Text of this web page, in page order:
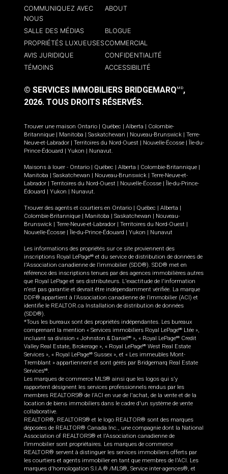
COMMUNIQUEZ AVEC
NOUS
ABOUT
SALLE DES MÉDIAS
BLOGUE
PROPRIÉTÉS LUXUEUSESCOMMERCIAL
AVIS JURIDIQUE
CONFIDENTIALITÉ
TÉMOINS
ACCESSIBILITÉ
© SERVICES IMMOBILIERS BRIDGEMARQ MD,
2026. TOUS DROITS RÉSERVÉS.
Trouver une maison Ontario Québec Alberta
Colombie-
Britannique
Manitoba Saskatchewan Nouveau-Brunswick
Terre-
Neuve-et-Labrador
Territoires du Nord-Ouest Nouvelle-Écosse
Île-du-
Prince-Édouard
Yukon Nunavut.
Maisons à louer - Ontario Québec Alberta Colombie-Britannique
Manitoba
Saskatchewan Nouveau-Brunswick
Terre-Neuve-et-
Labrador
Territoires du Nord-Ouest Nouvelle-Écosse
Île-du-Prince-
Édouard
Yukon Nunavut.
Trouver des agents et courtiers en Ontario Québec Alberta
Colombie-Britannique
Manitoba Saskatchewan
Nouveau-
Brunswick
Terre-Neuve-et-Labrador Territoires du Nord-Ouest
Nouvelle-Écosse
Île-du-Prince-Édouard Yukon Nunavut
Les informations des propriétés sur ce site proviennent des
inscriptions Royal LePageMD et du service de distribution de données de
l'Association canadienne de l’immobilier (SDD®). SDD® met en
référence des inscriptions tenues par des agences immobilières autres
que Royal LePage et ses distributeurs. L'exactitude de l'information
n'est pas garantie et devrait être indépendamment vérifiée. La marque
DDF® appartient à l'Association canadienne de l’immobilier (ACI) et
identifie le REALTOR.ca Installation de distribution de données
(SDD®).
*Tous les bureaux sont des propriétés indépendantes. Les bureaux
comprenant la mention « Services immobiliers Royal LePageMD
Ltée »,
incluant sa division « Johnston & Daniel MD », « Royal LePageMD
Credit
Valley Real Estate, Brokerage », « Royal LePageMD West Real Estate
Services », « Royal LePageMD Sussex », et « Les immeubles Mont-
Tremblant » appartiennent et sont gérés par Bridgemarq Real Estate
ServicesMD.
Les marques de commerce MLS® ainsi que les logos qui s'y
rapportent désignent les services professionnels rendus par les
membres REALTORS® de l'ACI en vue de l'achat, de la vente et de la
location de biens immobiliers dans le cadre d'un système de vente
collaborative.
REALTOR®, REALTORS® et le logo REALTOR® sont des marques
déposées de REALTOR® Canada Inc., une compagnie dont la National
Association of REALTORS® et l'Association canadienne de
l’immobilier sont propriétaires. Les marques de commerce
REALTOR® servent à distinguer les services immobiliers offerts par
les courtiers et agents immobilier en tant que membres de l'ACI. Les
marques d'homologation S.I.A.® /MLS®, Service inter-agences®, et